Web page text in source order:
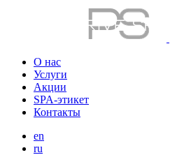
О нас
Услуги
Акции
SPA-этикет
Контакты
en
ru